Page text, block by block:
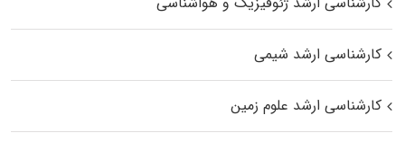
کارشناسی ارشد شیمی
کارشناسی ارشد علوم زمین